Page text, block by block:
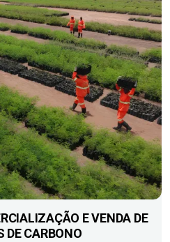
E VENDA DE
DE CARBONO